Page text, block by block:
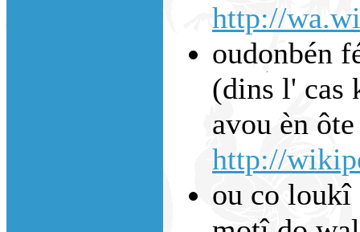
http://
oudonbén
(dins l' cas
avou èn
http://
ou co loukî